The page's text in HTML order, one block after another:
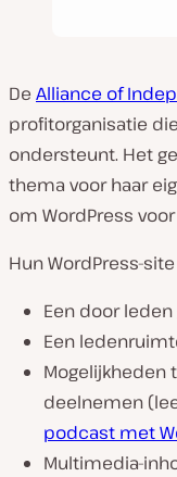
De Alliance of
profitorganisatie
ondersteunt. Het
thema voor haar
om WordPress
Hun WordPress-
Een door
Een
Mogelijkheden
deelnemen
podcast met
Multimedia-